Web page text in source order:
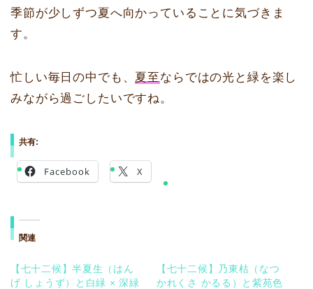
季節が少しずつ夏へ向かっていることに気づきま
す。
忙しい毎日の中でも、 夏至 ならではの光と緑を楽し
みながら過ごしたいですね。
共有:
Facebook X
関連
【七十二候】半夏生（はん
げ しょうず）と白緑 × 深緑
【七十二候】乃東枯（なつ
かれくさ かるる）と紫苑色